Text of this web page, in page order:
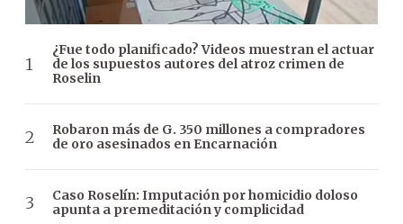
¿Fue todo planificado? Videos muestran el actuar
de los supuestos autores del atroz crimen de
Roselin
Robaron más de G. 350 millones a compradores
de oro asesinados en Encarnación
Caso Roselín: Imputación por homicidio doloso
apunta a premeditación y complicidad